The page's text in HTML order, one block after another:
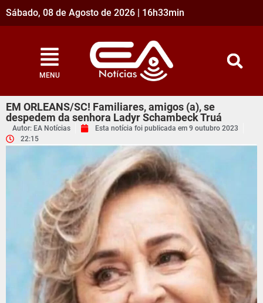
Sábado, 08 de Agosto de 2026 | 16h33min
MENU
EM ORLEANS/SC! Familiares, amigos (a), se
despedem da senhora Ladyr Schambeck Truá
Autor: EA Notícias Esta notícia foi publicada em 9 outubro 2023
22:15